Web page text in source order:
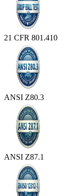
21 CFR 801.410
ANSI Z80.3
ANSI Z87.1